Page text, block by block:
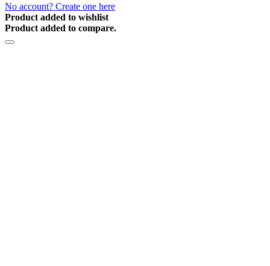
No account? Create one here
Product added to wishlist
Product added to compare.